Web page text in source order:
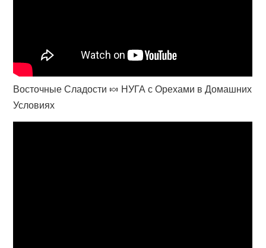
Восточные Сладости 🍬 НУГА с Орехами в Домашних
Условиях